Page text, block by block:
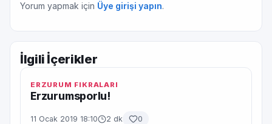
Yorum yapmak için Üye girişi yapın.
İlgili İçerikler
ERZURUM FIKRALARI
Erzurumsporlu!
11 Ocak 2019 18:10 2 dk 0